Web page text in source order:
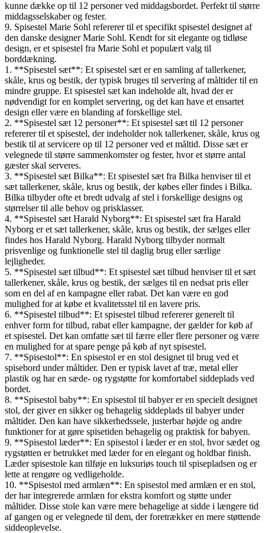
kunne dække op til 12 personer ved middagsbordet. Perfekt til større
middagsselskaber og fester.
9. Spisestel Marie Sohl refererer til et specifikt spisestel designet af
den danske designer Marie Sohl. Kendt for sit elegante og tidløse
design, er et spisestel fra Marie Sohl et populært valg til
borddækning.
1. **Spisestel sæt**: Et spisestel sæt er en samling af tallerkener,
skåle, krus og bestik, der typisk bruges til servering af måltider til en
mindre gruppe. Et spisestel sæt kan indeholde alt, hvad der er
nødvendigt for en komplet servering, og det kan have et ensartet
design eller være en blanding af forskellige stel.
2. **Spisestel sæt 12 personer**: Et spisestel sæt til 12 personer
refererer til et spisestel, der indeholder nok tallerkener, skåle, krus og
bestik til at servicere op til 12 personer ved et måltid. Disse sæt er
velegnede til større sammenkomster og fester, hvor et større antal
gæster skal serveres.
3. **Spisestel sæt Bilka**: Et spisestel sæt fra Bilka henviser til et
sæt tallerkener, skåle, krus og bestik, der købes eller findes i Bilka.
Bilka tilbyder ofte et bredt udvalg af stel i forskellige designs og
størrelser til alle behov og prisklasser.
4. **Spisestel sæt Harald Nyborg**: Et spisestel sæt fra Harald
Nyborg er et sæt tallerkener, skåle, krus og bestik, der sælges eller
findes hos Harald Nyborg. Harald Nyborg tilbyder normalt
prisvenlige og funktionelle stel til daglig brug eller særlige
lejligheder.
5. **Spisestel sæt tilbud**: Et spisestel sæt tilbud henviser til et sæt
tallerkener, skåle, krus og bestik, der sælges til en nedsat pris eller
som en del af en kampagne eller rabat. Det kan være en god
mulighed for at købe et kvalitetsstel til en lavere pris.
6. **Spisestel tilbud**: Et spisestel tilbud refererer generelt til
enhver form for tilbud, rabat eller kampagne, der gælder for køb af
et spisestel. Det kan omfatte sæt til færre eller flere personer og være
en mulighed for at spare penge på køb af nyt spisestel.
7. **Spisestol**: En spisestol er en stol designet til brug ved et
spisebord under måltider. Den er typisk lavet af træ, metal eller
plastik og har en sæde- og rygstøtte for komfortabel siddeplads ved
bordet.
8. **Spisestol baby**: En spisestol til babyer er en specielt designet
stol, der giver en sikker og behagelig siddeplads til babyer under
måltider. Den kan have sikkerhedssele, justerbar højde og andre
funktioner for at gøre spisetiden behagelig og praktisk for babyen.
9. **Spisestol læder**: En spisestol i læder er en stol, hvor sædet og
rygstøtten er betrukket med læder for en elegant og holdbar finish.
Læder spisestole kan tilføje en luksuriøs touch til spisepladsen og er
lette at rengøre og vedligeholde.
10. **Spisestol med armlæn**: En spisestol med armlæn er en stol,
der har integrerede armlæn for ekstra komfort og støtte under
måltider. Disse stole kan være mere behagelige at sidde i længere tid
af gangen og er velegnede til dem, der foretrækker en mere støttende
siddeoplevelse.